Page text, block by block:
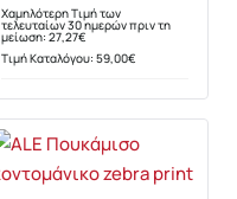
Χαμηλότερη Τιμή των
τελευταίων 30 ημερών πριν τη
μείωση: 27,27€
Τιμή Καταλόγου: 59,00€